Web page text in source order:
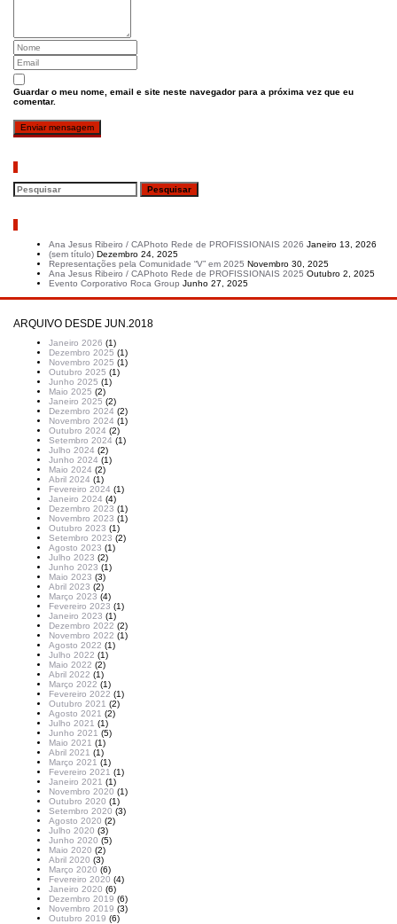
Guardar o meu nome, email e site neste navegador para a próxima vez que eu
comentar.
Ana Jesus Ribeiro / CAPhoto Rede de PROFISSIONAIS 2026 Janeiro 13, 2026
(sem título) Dezembro 24, 2025
Representações pela Comunidade “V” em 2025 Novembro 30, 2025
Ana Jesus Ribeiro / CAPhoto Rede de PROFISSIONAIS 2025 Outubro 2, 2025
Evento Corporativo Roca Group Junho 27, 2025
ARQUIVO DESDE JUN.2018
Janeiro 2026 (1)
Dezembro 2025 (1)
Novembro 2025 (1)
Outubro 2025 (1)
Junho 2025 (1)
Maio 2025 (2)
Janeiro 2025 (2)
Dezembro 2024 (2)
Novembro 2024 (1)
Outubro 2024 (2)
Setembro 2024 (1)
Julho 2024 (2)
Junho 2024 (1)
Maio 2024 (2)
Abril 2024 (1)
Fevereiro 2024 (1)
Janeiro 2024 (4)
Dezembro 2023 (1)
Novembro 2023 (1)
Outubro 2023 (1)
Setembro 2023 (2)
Agosto 2023 (1)
Julho 2023 (2)
Junho 2023 (1)
Maio 2023 (3)
Abril 2023 (2)
Março 2023 (4)
Fevereiro 2023 (1)
Janeiro 2023 (1)
Dezembro 2022 (2)
Novembro 2022 (1)
Agosto 2022 (1)
Julho 2022 (1)
Maio 2022 (2)
Abril 2022 (1)
Março 2022 (1)
Fevereiro 2022 (1)
Outubro 2021 (2)
Agosto 2021 (2)
Julho 2021 (1)
Junho 2021 (5)
Maio 2021 (1)
Abril 2021 (1)
Março 2021 (1)
Fevereiro 2021 (1)
Janeiro 2021 (1)
Novembro 2020 (1)
Outubro 2020 (1)
Setembro 2020 (3)
Agosto 2020 (2)
Julho 2020 (3)
Junho 2020 (5)
Maio 2020 (2)
Abril 2020 (3)
Março 2020 (6)
Fevereiro 2020 (4)
Janeiro 2020 (6)
Dezembro 2019 (6)
Novembro 2019 (3)
Outubro 2019 (6)